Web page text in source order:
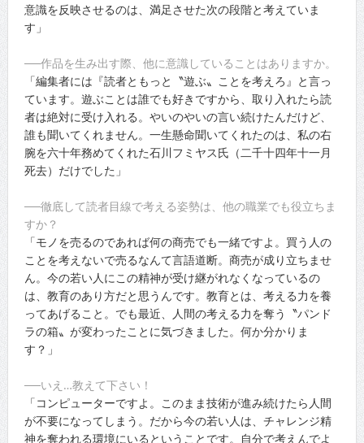
意識を反映させるのは、満足させた次の段階と考えていま
す」
──作品を生み出す際、他に意識していることはありますか。
「編集者には『読者ともっと〝遊ぶ〟ことを考えろ』と言っ
ています。遊ぶことは誰でも好きですから、取り入れたら読
者は絶対に受け入れる。やいのやいの言い続けたんだけど、
誰も聞いてくれません。一生懸命聞いてくれたのは、私の右
腕を六十年務めてくれた石川フミヤス氏（二千十四年十一月
死去）だけでした」
──徹底して読者目線で考える姿勢は、他の職業でも役立ちま
すか？
「モノを売るのであれば何の商売でも一緒ですよ。買う人の
ことを考えないで売るなんて言語道断。商売が成り立ちませ
ん。今の若い人にこの精神が受け継がれなくなっているの
は、教育のあり方だと思うんです。教育とは、考える力を養
ってあげること。でも最近、人間の考える力を奪う〝パンド
ラの箱〟が変わったことに気づきました。何か分かりま
す？」
──いえ…教えて下さい！
「コンピューターですよ。このまま技術が進み続けたら人間
が不要になってしまう。だから今の若い人は、チャレンジ精
神を奪われる環境にいるということです。自分で考えんでよ